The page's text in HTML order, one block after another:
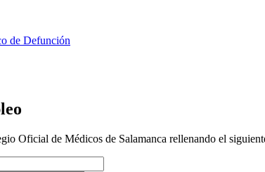
de Defunción
Oficial de Médicos de Salamanca rellenando el